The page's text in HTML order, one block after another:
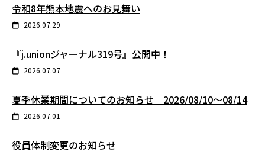
令和8年熊本地震へのお見舞い
2026.07.29
『j.unionジャーナル319号』公開中！
2026.07.07
夏季休業期間についてのお知らせ 2026/08/10～08/14
2026.07.01
役員体制変更のお知らせ